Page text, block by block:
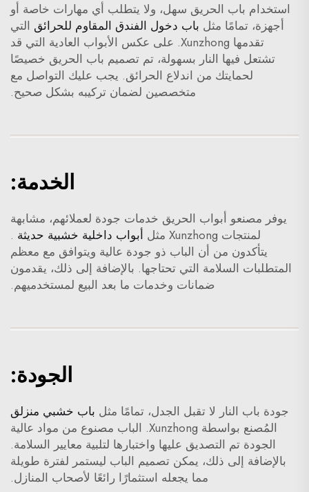
استخدام باب الحريق سهل، ولا يتطلب أي مهارات خاصة أو
أجهزة، تمامًا مثل باب دخول الفندق المقاوم للحرائق التي
تقدمها Xunzhong. على عكس الأبواب العادية التي قد
تشتعل فيها النار بسهولة، تم تصميم باب الحريق خصيصًا
لحمايتك من اندلاع الحرائق. يجب عليك التواصل مع
متخصصين لضمان تركيبه بشكل صحيح.
الخدمة:
يوفر مصنعو أبواب الحريق خدمات جودة لعملائهم، مشابهة
لمنتجات Xunzhong مثل
أبواب داخلية خشبية حديثة .
يتأكدون من أن الباب ذو جودة عالية ويتوافق مع معظم
المتطلبات السلامة التي تحتاجها. بالإضافة إلى ذلك، يقدمون
ضمانات وخدمات ما بعد البيع لمستخدميهم.
الجودة:
جودة باب النار لا تقبل الجدل، تمامًا مثل باب خشبي منزلق
المُصنع بواسطة Xunzhong. الباب مصنوع من مواد عالية
الجودة تم التصديق عليها واختبارها لتلبية معايير السلامة.
بالإضافة إلى ذلك، يمكن تصميم الباب ليستمر لفترة طويلة
مما يجعله استثمارًا رائعًا لأصحاب المنازل.